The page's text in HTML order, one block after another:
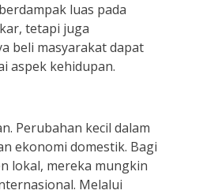
luas pada
tetapi juga
beli masyarakat dapat
aspek kehidupan.
Perubahan kecil dalam
ekonomi domestik. Bagi
lokal, mereka mungkin
Melalui